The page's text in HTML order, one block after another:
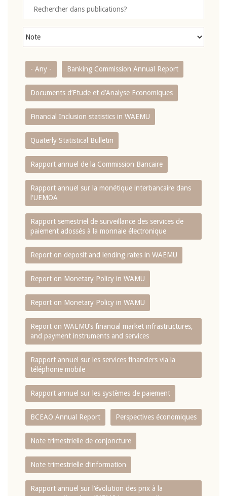
- Any - Banking Commission Annual Report
Documents d’Etude et d’Analyse Economiques
Financial Inclusion statistics in WAEMU
Quaterly Statistical Bulletin
Rapport annuel de la Commission Bancaire
Rapport annuel sur la monétique interbancaire dans
l'UEMOA
Rapport semestriel de surveillance des services de
paiement adossés à la monnaie électronique
Report on deposit and lending rates in WAEMU
Report on Monetary Policy in WAMU
Report on Monetary Policy in WAMU
Report on WAEMU’s financial market infrastructures,
and payment instruments and services
Rapport annuel sur les services financiers via la
téléphonie mobile
Rapport annuel sur les systèmes de paiement
BCEAO Annual Report Perspectives économiques
Note trimestrielle de conjoncture
Note trimestrielle d‘information
Rapport annuel sur l‘évolution des prix à la